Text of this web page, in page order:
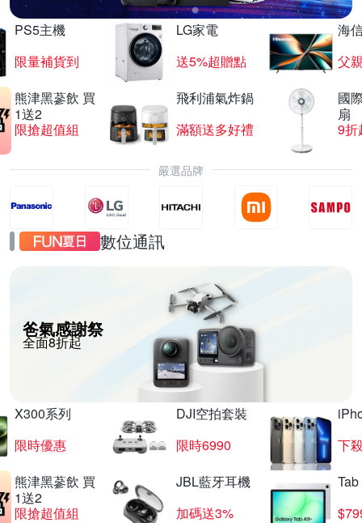
PS5主機
限量補貨到
LG家電
送5%超贈點
海
父
熊津黑蔘飲 買
1送2
限搶超值組
飛利浦氣炸鍋
滿額送多好禮
國
扇
9折
嚴選品牌
數位通訊
爸氣感謝祭
全面8折起
X300系列
限時優惠
DJI空拍套裝
限時6990
下
熊津黑蔘飲 買
1送2
限搶超值組
JBL藍牙耳機
加碼送3%